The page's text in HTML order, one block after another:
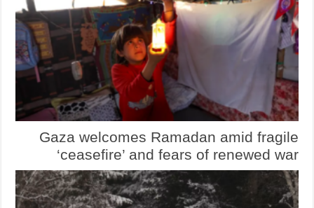
Gaza welcomes Ramadan amid fragile
‘ceasefire’ and fears of renewed war